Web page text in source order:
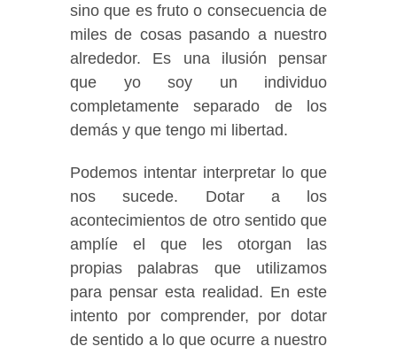
sino que es fruto o consecuencia de
miles de cosas pasando a nuestro
alrededor. Es una ilusión pensar
que yo soy un individuo
completamente separado de los
demás y que tengo mi libertad.
Podemos intentar interpretar lo que
nos sucede. Dotar a los
acontecimientos de otro sentido que
amplíe el que les otorgan las
propias palabras que utilizamos
para pensar esta realidad. En este
intento por comprender, por dotar
de sentido a lo que ocurre a nuestro